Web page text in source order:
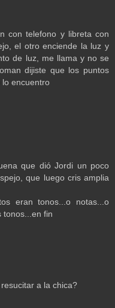
con telefono y libreta con
el otro enciende la luz y
de luz, me llama y no se
dijiste que los puntos
encuentro
que dió Jordi un poco
que luego cris amplia
eran tonos...o notas...o
tonos...en fin
a la chica?